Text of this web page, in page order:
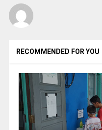
RECOMMENDED FOR YOU